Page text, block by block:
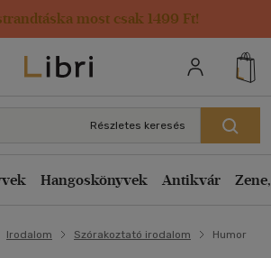
most csak 1499 Ft!
Kártya adatai
Részletes keresés
Hangoskönyvek Antikvár
Irodalom Szórakoztató irodalom Humor